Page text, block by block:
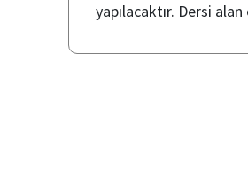
yapılacaktır. Dersi